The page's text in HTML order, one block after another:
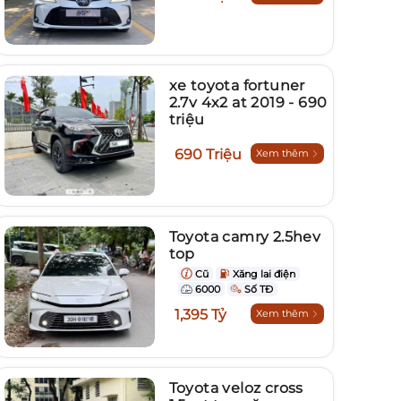
xe toyota fortuner
2.7v 4x2 at 2019 - 690
triệu
Xem thêm
690 Triệu
Toyota camry 2.5hev
top
Cũ
Xăng lai điện
6000
Số TĐ
Xem thêm
1,395 Tỷ
Toyota veloz cross